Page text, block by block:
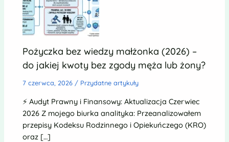
Pożyczka bez wiedzy małżonka (2026) –
do jakiej kwoty bez zgody męża lub żony?
7 czerwca, 2026 / Przydatne artykuły
⚡ Audyt Prawny i Finansowy: Aktualizacja Czerwiec
2026 Z mojego biurka analityka: Przeanalizowałem
przepisy Kodeksu Rodzinnego i Opiekuńczego (KRO)
oraz […]